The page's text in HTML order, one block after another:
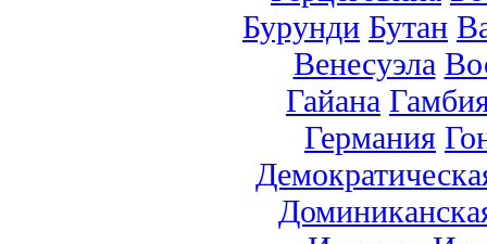
Бурунди Бутан
Венесуэла
Гайана
Германия